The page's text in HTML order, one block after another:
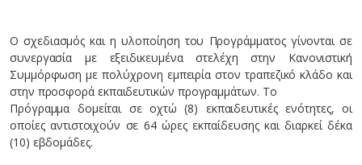
Ο σχεδιασμός και η υλοποίηση του Προγράμματος γίνονται σε
συνεργασία με εξειδικευμένα στελέχη στην Κανονιστική
Συμμόρφωση με πολύχρονη εμπειρία στον τραπεζικό κλάδο και
στην προσφορά εκπαιδευτικών προγραμμάτων. Το
Πρόγραμμα δομείται σε οχτώ (8) εκπαιδευτικές ενότητες, οι
οποίες αντιστοιχούν σε 64 ώρες εκπαίδευσης και διαρκεί δέκα
(10) εβδομάδες.